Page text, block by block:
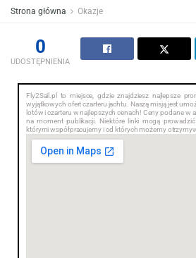
Strona główna Okazje
0
UDOSTĘPNIENIA
Fly2Sail.pl to miejsce, gdzie znajdziesz najlepsze
wyjątkowych ofert czarteru jachtu. Naszą misją jest
lotów i czarteru w najlepszych cenach! Ceny podane w
na moment publikacji. Niektóre linki mogą
którymi współpracujemy i od których możemy